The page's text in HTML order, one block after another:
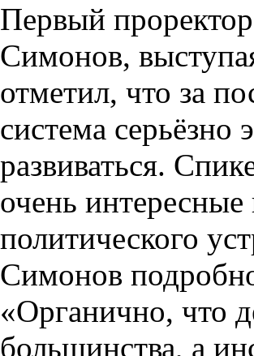
Первый
Симонов,
отметил, что за
система
развиваться.
очень
политического
Симонов
«Органично, что
большинства, а